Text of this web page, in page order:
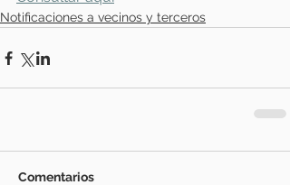
Notificaciones a vecinos y terceros
Comentarios